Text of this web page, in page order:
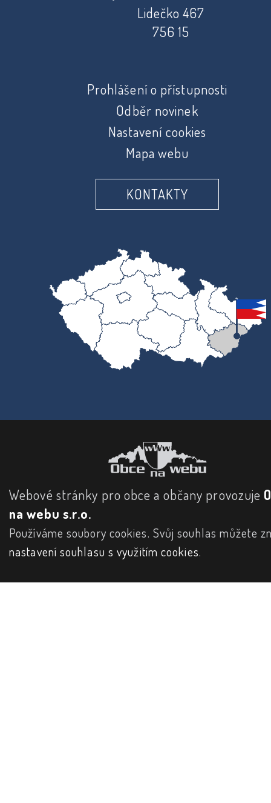
Lidečko 467
756 15
Prohlášení o přístupnosti
Odběr novinek
Nastavení cookies
Mapa webu
KONTAKTY
Webové stránky pro obce a občany provozuje
na webu s.r.o.
Používáme soubory cookies. Svůj souhlas můžete
nastavení souhlasu s využitím cookies.